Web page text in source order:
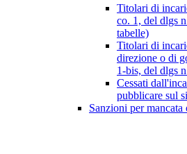
Titolari di
co. 1, del dlgs
tabelle)
Titolari di
direzione o di
1-bis, del dlgs
Cessati
pubblicare sul
Sanzioni per